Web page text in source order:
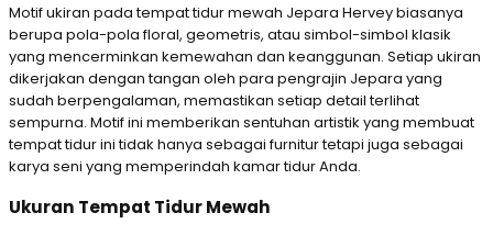
Motif ukiran pada tempat tidur mewah Jepara Hervey biasanya
berupa pola-pola floral, geometris, atau simbol-simbol klasik
yang mencerminkan kemewahan dan keanggunan. Setiap ukiran
dikerjakan dengan tangan oleh para pengrajin Jepara yang
sudah berpengalaman, memastikan setiap detail terlihat
sempurna. Motif ini memberikan sentuhan artistik yang membuat
tempat tidur ini tidak hanya sebagai furnitur tetapi juga sebagai
karya seni yang memperindah kamar tidur Anda.
Ukuran Tempat Tidur Mewah